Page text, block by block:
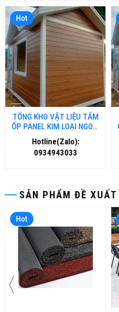
SẢN PHẨM ĐỀ XUẤT
Hot
Hot
TỔNG KHO VẬT LIỆU TẤM
ỐP PANEL KIM LOẠI NGOÀI
TRỜI TẠI HỒ CHÍ MINH
Hotline(Zalo):
0934943033